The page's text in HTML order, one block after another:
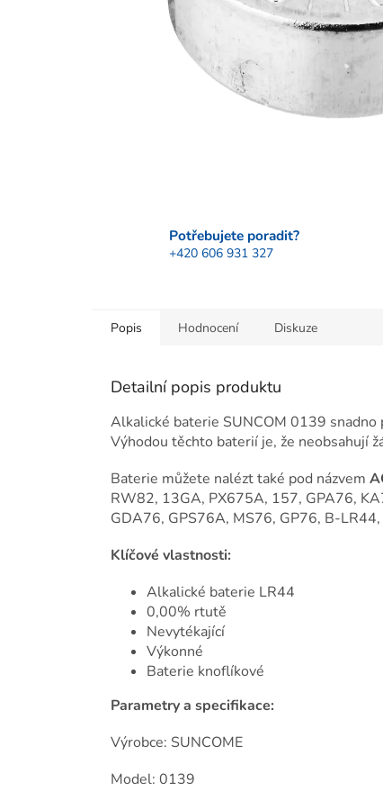
Potřebujete poradit?
+420 606 931 327
Popis Hodnocení Diskuze
Detailní popis produktu
Alkalické baterie SUNCOM 0139 snadno
Výhodou těchto baterií je, že neobsahují
Baterie můžete nalézt také pod názvem
RW82, 13GA, PX675A, 157, GPA76,
GDA76, GPS76A, MS76, GP76, B-
Klíčové vlastnosti:
Alkalické baterie LR44
0,00% rtutě
Nevytékající
Výkonné
Baterie knoflíkové
Parametry a specifikace:
Výrobce: SUNCOME
Model: 0139